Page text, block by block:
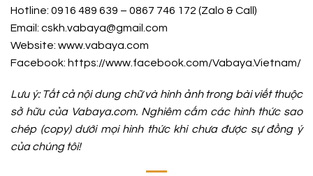
Hotline: 0916 489 639 – 0867 746 172 (Zalo & Call)
Email: cskh.vabaya@gmail.com
Website: www.vabaya.com
Facebook: https://www.facebook.com/Vabaya.Vietnam/
Lưu ý: Tất cả nội dung chữ và hình ảnh trong bài viết thuộc
sở hữu của Vabaya.com. Nghiêm cấm các hình thức sao
chép (copy) dưới mọi hình thức khi chưa được sự đồng ý
của chúng tôi!